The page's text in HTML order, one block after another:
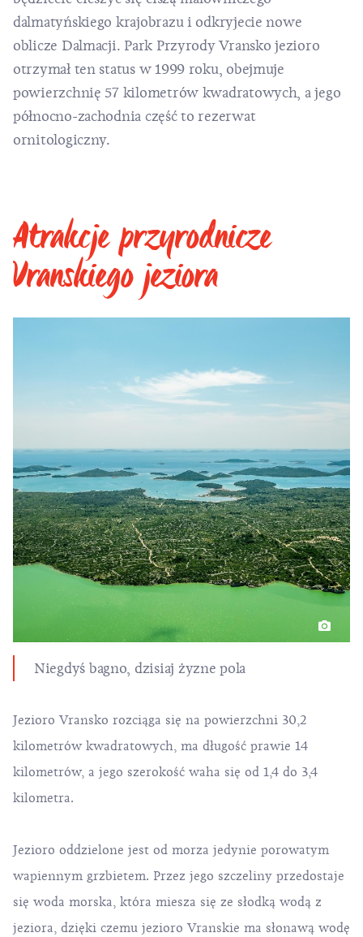
dalmatyńskiego krajobrazu i odkryjecie nowe
oblicze Dalmacji. Park Przyrody Vransko jezioro
otrzymał ten status w 1999 roku, obejmuje
powierzchnię 57 kilometrów kwadratowych, a jego
północno-zachodnia część to rezerwat
ornitologiczny.
Atrakcje przyrodnicze
Vranskiego jeziora
Niegdyś bagno, dzisiaj żyzne pola
Jezioro Vransko rozciąga się na powierzchni 30,2
kilometrów kwadratowych, ma długość prawie 14
kilometrów, a jego szerokość waha się od 1,4 do 3,4
kilometra.
Jezioro oddzielone jest od morza jedynie porowatym
wapiennym grzbietem. Przez jego szczeliny przedostaje
się woda morska, która miesza się ze słodką wodą z
jeziora, dzięki czemu jezioro Vranskie ma słonawą wodę